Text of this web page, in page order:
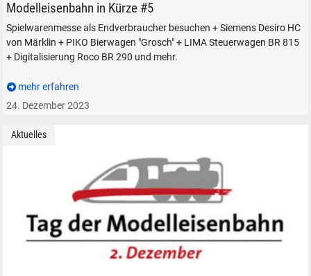
Modelleisenbahn in Kürze #5
Spielwarenmesse als Endverbraucher besuchen + Siemens Desiro HC
von Märklin + PIKO Bierwagen "Grosch" + LIMA Steuerwagen BR 815
+ Digitalisierung Roco BR 290 und mehr.
mehr erfahren
24. Dezember 2023
Aktuelles